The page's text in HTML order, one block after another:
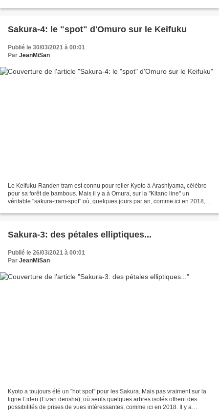
Sakura-4: le "spot" d'Omuro sur le Keifuku
Publié le 30/03/2021 à 00:01
Par JeanMiSan
Le Keifuku-Randen tram est connu pour relier Kyoto à Arashiyama, célèbre
pour sa forêt de bambous. Mais il y a à Omura, sur la "Kitano line" un
véritable "sakura-tram-spot" où, quelques jours par an, comme ici en 2018,
Sakura-3: des pétales elliptiques...
Publié le 26/03/2021 à 00:01
Par JeanMiSan
Kyoto a toujours été un "hot spot" pour les Sakura. Mais pas vraiment sur la
ligne Eiden (Eizan densha), où seuls quelques arbres isolés offrent des
possibilités de prises de vues intéressantes, comme ici en 2018. Il y a